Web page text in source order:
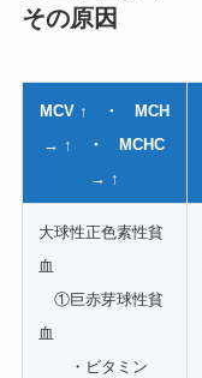
その原因
MCV ↑ ・ MCH
→ ↑ ・ MCHC
→ ↑
大球性正色素性貧
血
①巨赤芽球性貧
血
・ビタミン